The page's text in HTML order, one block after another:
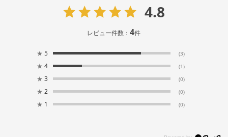
4.8
レビュー件数：4件
★ 5 (3)
★ 4 (1)
★ 3 (0)
★ 2 (0)
★ 1 (0)